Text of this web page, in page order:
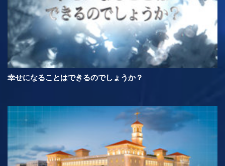
幸せになることはできるのでしょうか？